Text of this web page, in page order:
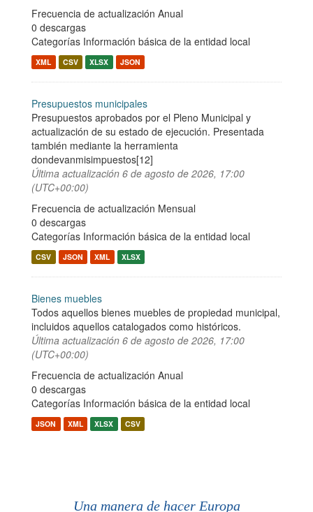
Frecuencia de actualización Anual
0 descargas
Categorías Información básica de la entidad local
XML CSV XLSX JSON
Presupuestos municipales
Presupuestos aprobados por el Pleno Municipal y
actualización de su estado de ejecución. Presentada
también mediante la herramienta
dondevanmisimpuestos[12]
Última actualización 6 de agosto de 2026, 17:00
(UTC+00:00)
Frecuencia de actualización Mensual
0 descargas
Categorías Información básica de la entidad local
CSV JSON XML XLSX
Bienes muebles
Todos aquellos bienes muebles de propiedad municipal,
incluidos aquellos catalogados como históricos.
Última actualización 6 de agosto de 2026, 17:00
(UTC+00:00)
Frecuencia de actualización Anual
0 descargas
Categorías Información básica de la entidad local
JSON XML XLSX CSV
Una manera de hacer Europa